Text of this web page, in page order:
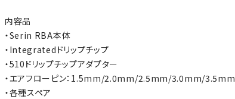
内容品
・Serin RBA本体
・Integratedドリップチップ
・510ドリップチップアダプター
・エアフローピン：1.5mm/2.0mm/2.5mm/3.0mm/3.5mm
・各種スペア